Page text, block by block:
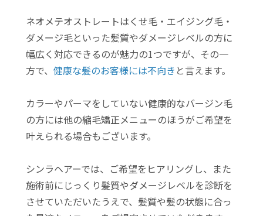
ネオメテオストレートはくせ毛・エイジング毛・
ダメージ毛といった髪質やダメージレベルの方に
幅広く対応できるのが魅力の1つですが、その一
方で、 健康な髪のお客様には不向き と言えます。
カラーやパーマをしていない健康的なバージン毛
の方には他の縮毛矯正メニューのほうがご希望を
叶えられる場合もございます。
シンラヘアーでは、ご希望をヒアリングし、また
施術前にじっくり髪質やダメージレベルを診断を
させていただいたうえで、髪質や髪の状態に合っ